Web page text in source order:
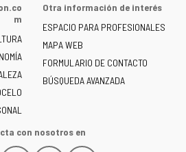
m
Otra información de interés
ESPACIO PARA PROFESIONALES
MAPA WEB
FORMULARIO DE CONTACTO
BÚSQUEDA AVANZADA
con nosotros en